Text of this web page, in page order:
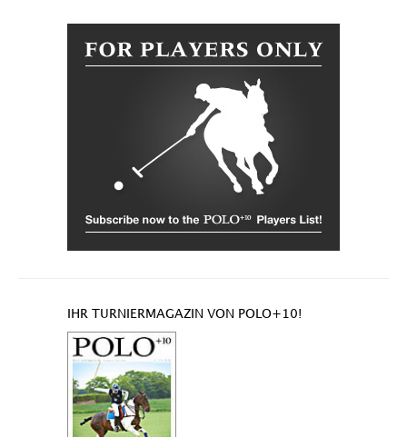
IHR TURNIERMAGAZIN VON POLO+10!